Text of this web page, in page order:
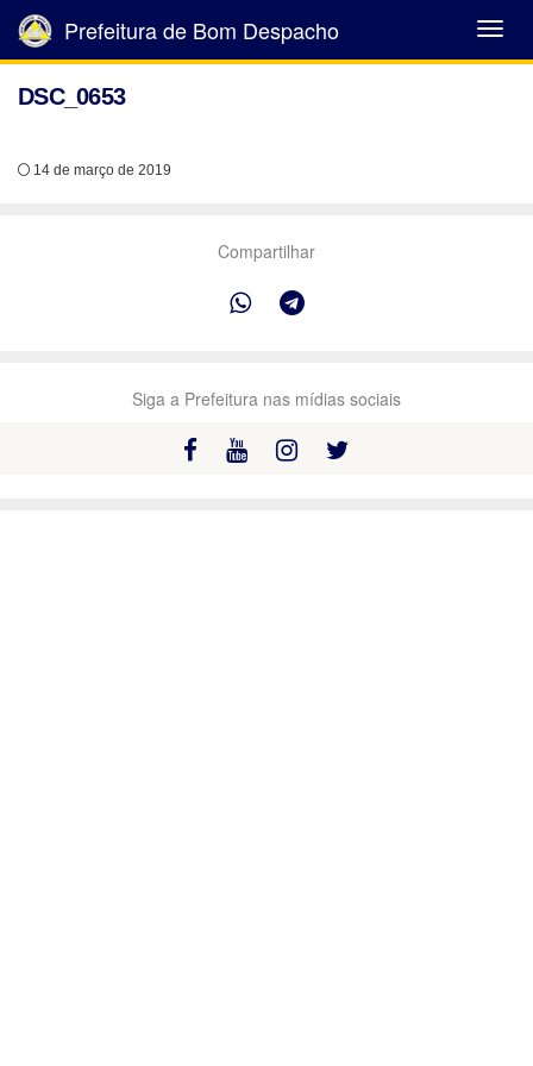
Abrir
Menu
Prefeitura de Bom Despacho
DSC_0653
14 de março de 2019
Compartilhar
Siga a Prefeitura nas mídias sociais